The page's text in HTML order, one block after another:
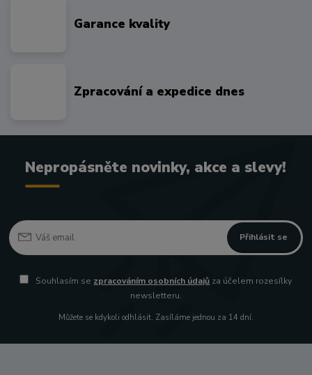
Garance kvality
Zpracování a expedice dnes
Nepropásněte novinky, akce a slevy!
Přihlásit se
Souhlasím se zpracováním osobních údajů za účelem rozesílky
newsletteru.
Můžete se kdykoli odhlásit. Zasíláme jednou za 14 dní.